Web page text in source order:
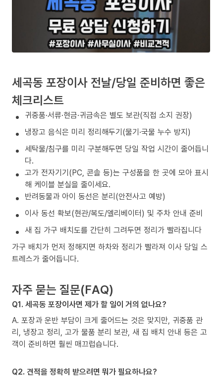
세곡동 포장이사 전날/당일 준비하면 좋은
체크리스트
귀중품·서류·현금·귀금속은 별도 보관(직접 소지 권장)
냉장고 음식은 미리 정리해두기(물기·국물 누수 방지)
세탁물/침구를 미리 구분해두면 당일 작업 시간이 줄어듭니
다.
고가 전자기기(PC, 콘솔 등)는 구성품을 한 곳에 모아 표시
해 케이블 분실을 줄이세요.
반려동물과 아이 동선은 분리(안전사고 예방)
이사 동선 확보(현관/복도/엘리베이터) 및 주차 안내 준비
새 집 가구 배치도를 간단히 그려두면 정리가 빨라집니다
가구 배치가 먼저 정해지면 하차와 정리가 빨라져 이사 당일 스
트레스가 줄어듭니다.
자주 묻는 질문(FAQ)
Q1. 세곡동 포장이사면 제가 할 일이 거의 없나요?
A. 포장과 운반 부담이 크게 줄어드는 것은 맞지만, 귀중품 관
리, 냉장고 정리, 고가 물품 분리 보관, 새 집 배치 안내 등은 고
객이 준비하면 훨씬 매끄럽습니다.
Q2. 견적을 정확히 받으려면 뭐가 필요하나요?